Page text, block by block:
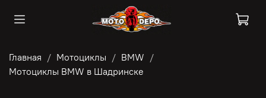
Главная Мотоциклы
BMW
Мотоциклы BMW в Шадринске